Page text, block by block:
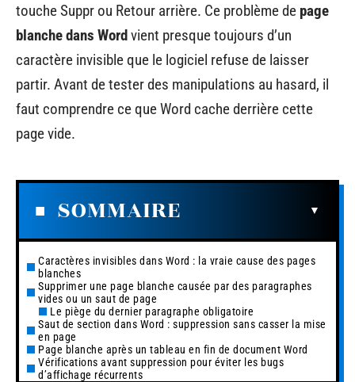
touche Suppr ou Retour arrière. Ce problème de page
blanche dans Wordvient presque toujours d’un
caractère invisible que le logiciel refuse de laisser
partir. Avant de tester des manipulations au hasard, il
faut comprendre ce que Word cache derrière cette
page vide.
SOMMAIRE
Caractères invisibles dans Word : la vraie cause des pages
blanches
Supprimer une page blanche causée par des paragraphes
vides ou un saut de page
Le piège du dernier paragraphe obligatoire
Saut de section dans Word : suppression sans casser la mise
en page
Page blanche après un tableau en fin de document Word
Vérifications avant suppression pour éviter les bugs
d’affichage récurrents